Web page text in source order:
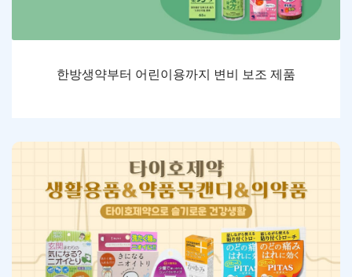
한방생약부터 어린이용까지 변비 보조 제품